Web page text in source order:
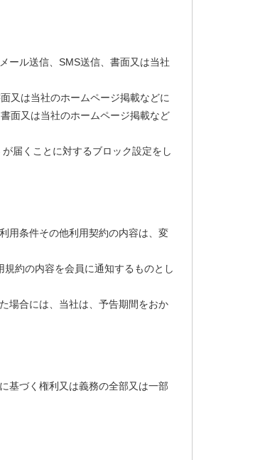
ール送信、SMS送信、書面又は当社
又は当社のホームページ掲載などに
面又は当社のホームページ掲載など
届くことに対するブロック設定をし
用条件その他利用契約の内容は、変
約の内容を会員に通知するものとし
場合には、当社は、予告期間をおか
基づく権利又は義務の全部又は一部